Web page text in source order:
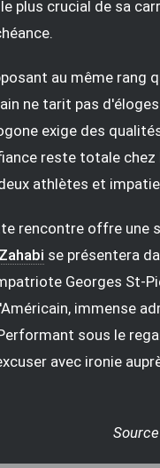
plus crucial de sa
au même rang
ne tarit pas
exige des
reste totale
athlètes et
rencontre offre une
se présentera
Georges St-
immense
sous le
avec ironie